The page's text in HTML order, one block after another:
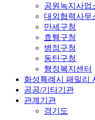
공원녹지사업
대외협력사무
만세구청
효행구청
병점구청
동탄구청
행정복지센터
화성특례시 패밀리
공공/기타기관
관계기관
경기도